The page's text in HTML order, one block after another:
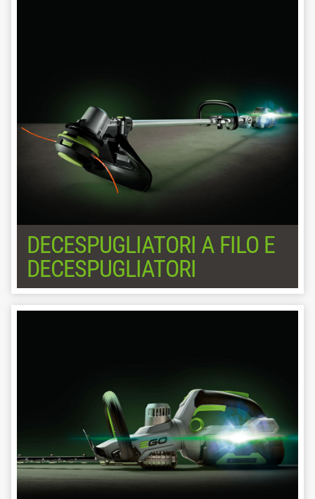
DECESPUGLIATORI A FILO E
DECESPUGLIATORI